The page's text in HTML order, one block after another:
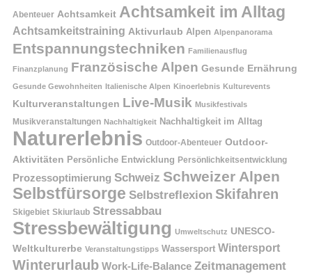
Abenteuer Achtsamkeit Achtsamkeit im Alltag
Achtsamkeitstraining Aktivurlaub Alpen Alpenpanorama
Entspannungstechniken Familienausflug
Finanzplanung Französische Alpen Gesunde Ernährung
Gesunde Gewohnheiten Italienische Alpen Kinoerlebnis Kulturevents
Kulturveranstaltungen Live-Musik Musikfestivals
Musikveranstaltungen Nachhaltigkeit Nachhaltigkeit im Alltag
Naturerlebnis Outdoor-Abenteuer Outdoor-
Aktivitäten Persönliche Entwicklung Persönlichkeitsentwicklung
Prozessoptimierung Schweiz Schweizer Alpen
Selbstfürsorge Selbstreflexion Skifahren
Skigebiet Skiurlaub Stressabbau
Stressbewältigung Umweltschutz UNESCO-
Weltkulturerbe Veranstaltungstipps Wassersport Wintersport
Winterurlaub Work-Life-Balance Zeitmanagement